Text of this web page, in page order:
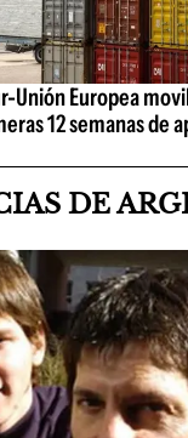
Unión Europea
12 semanas de
DE